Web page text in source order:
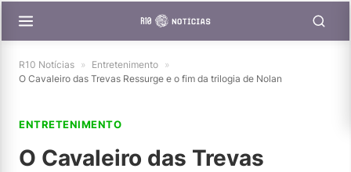
R10 Notícias » Entretenimento »
O Cavaleiro das Trevas Ressurge e o fim da trilogia de Nolan
ENTRETENIMENTO
O Cavaleiro das Trevas